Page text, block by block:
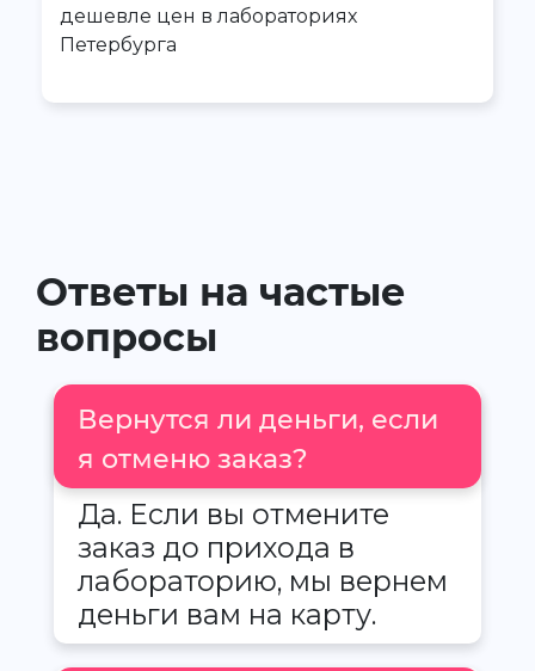
дешевле цен в лабораториях
Петербурга
Ответы на частые
вопросы
Вернутся ли деньги, если
я отменю заказ?
Да. Если вы отмените
заказ до прихода в
лабораторию, мы вернем
деньги вам на карту.